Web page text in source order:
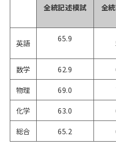
全統記述模試
全
英語 65.9
数学 62.9
物理
69.0
化学
63.0
総合
65.2